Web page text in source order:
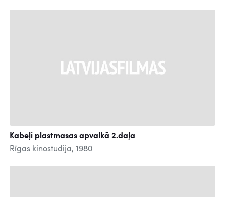
Kabeļi plastmasas apvalkā 2.daļa
Rīgas kinostudija, 1980